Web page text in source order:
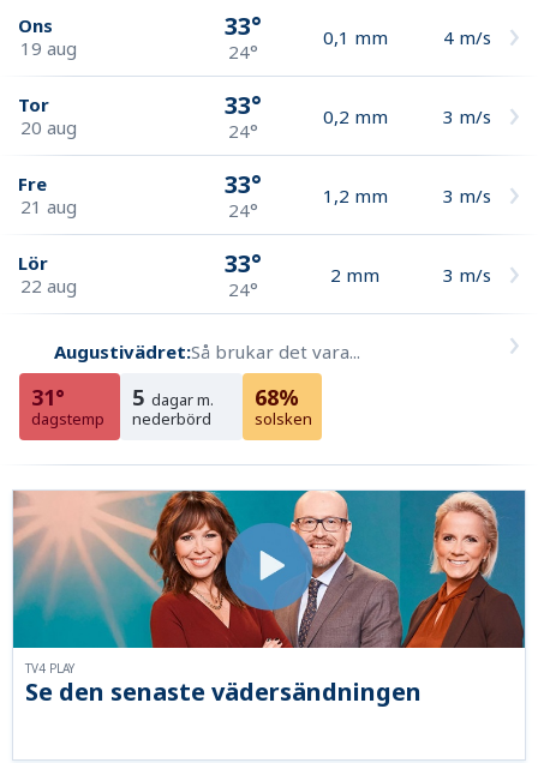
Ons
19 aug
33°
24°
0,1 mm 4 m/s
Tor
20 aug
33°
24°
0,2 mm 3 m/s
Fre
21 aug
33°
24°
1,2 mm 3 m/s
Lör
22 aug
33°
24°
2 mm 3 m/s
Augustivädret:Så brukar det vara...
31°
dagstemp
5 dagar m.
nederbörd
68%
solsken
Se den senaste vädersändningen
TV4 PLAY